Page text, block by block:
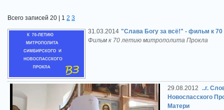
Всего записей 20 | 1 2 3
31.03.2014 "Слава Богу за всё!" - фильм к
Фильм к 70 летию митрополита Прокла
29.08.2012 ..г.
Новоспасского
Матери